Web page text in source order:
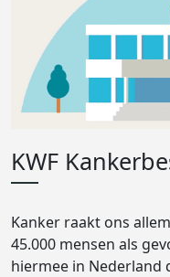
KWF
Kanker raakt ons
45.000 mensen als
hiermee in Nederland